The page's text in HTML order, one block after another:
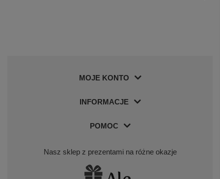
MOJE KONTO
INFORMACJE
POMOC
Nasz sklep z prezentami na różne okazje